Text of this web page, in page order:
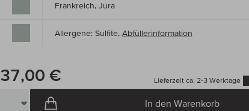
Frankreich, Jura
Allergene: Sulfite, Abfüllerinformation
37,00 € Lieferzeit ca. 2-3 Werktage
In den Warenkorb